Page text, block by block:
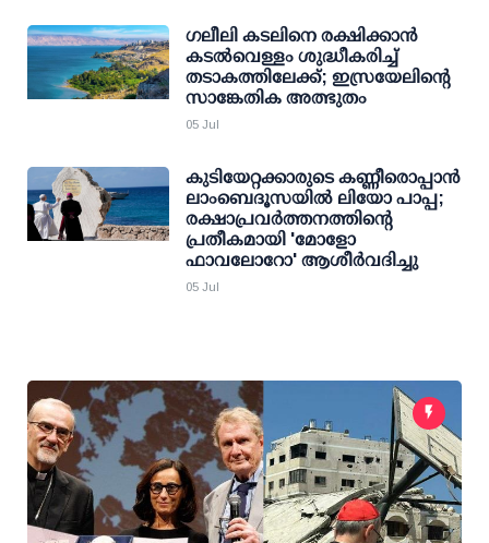
ഗലീലി കടലിനെ രക്ഷിക്കാൻ
കടൽവെള്ളം ശുദ്ധീകരിച്ച്
തടാകത്തിലേക്ക്; ഇസ്രയേലിന്റെ
സാങ്കേതിക അത്ഭുതം
05 Jul
കുടിയേറ്റക്കാരുടെ കണ്ണീരൊപ്പാൻ
ലാംബെദൂസയിൽ ലിയോ പാപ്പ;
രക്ഷാപ്രവർത്തനത്തിന്റെ
പ്രതീകമായി 'മോളോ
ഫാവലോറോ' ആശീർവദിച്ചു
05 Jul